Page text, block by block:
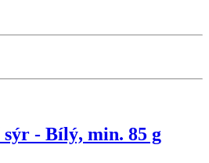
- Bílý, min. 85 g